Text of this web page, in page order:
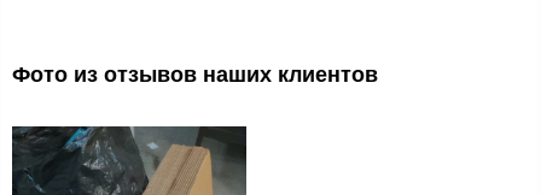
Фото из отзывов наших клиентов